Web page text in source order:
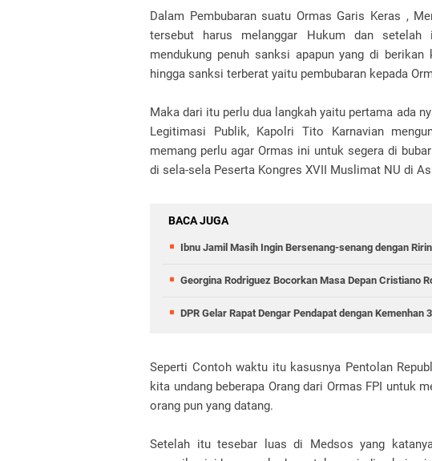
Dalam Pembubaran suatu Ormas Garis Keras ,
tersebut harus melanggar Hukum dan
mendukung penuh sanksi apapun yang di
hingga sanksi terberat yaitu pembubaran kepada
Maka dari itu perlu dua langkah yaitu pertama ada
Legitimasi Publik, Kapolri Tito Karnavian
memang perlu agar Ormas ini untuk segera di
di sela-sela Peserta Kongres XVII Muslimat NU di
BACA JUGA
Ibnu Jamil Masih Ingin Bersenang-senang dengan
Georgina Rodriguez Bocorkan Masa Depan Cristiano
DPR Gelar Rapat Dengar Pendapat dengan Kemenhan
Seperti Contoh waktu itu kasusnya Pentolan
kita undang beberapa Orang dari Ormas FPI untuk
orang pun yang datang.
Setelah itu tesebar luas di Medsos yang